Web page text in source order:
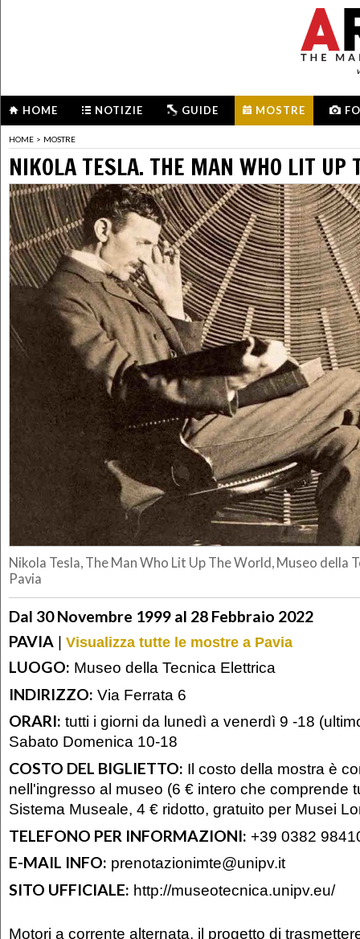
HOME NOTIZIE GUIDE MOSTRE
HOME > MOSTRE
NIKOLA TESLA. THE MAN WHO LIT UP
Nikola Tesla, The Man Who Lit Up The World, Museo della
Pavia
Dal 30 Novembre 1999 al 28 Febbraio 2022
PAVIA | Visualizza tutte le mostre a Pavia
LUOGO: Museo della Tecnica Elettrica
INDIRIZZO: Via Ferrata 6
ORARI: tutti i giorni da lunedì a venerdì 9 -18
Sabato Domenica 10-18
COSTO DEL BIGLIETTO: Il costo della mostra è
nell'ingresso al museo (6 € intero che comprende
Sistema Museale, 4 € ridotto, gratuito per Musei
TELEFONO PER INFORMAZIONI: +39 0382
E-MAIL INFO: prenotazionimte@unipv.it
SITO UFFICIALE: http://museotecnica.unipv.eu/
Motori a corrente alternata, il progetto di